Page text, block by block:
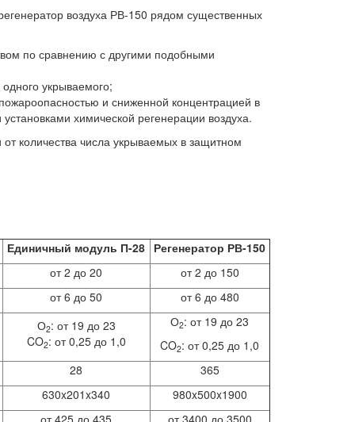
воздуха РВ-150 рядом существенных
по сравнению с другими подобными
укрываемого;
и сниженной концентрацией в
химической регенерации воздуха.
количества числа укрываемых в защитном
Единичный модуль П-28 Регенератор РВ-150
от 2 до 20
от 2 до 150
от 6 до 50 от 6 до 480
О2: от 19 до 23
CO2: от 0,25 до 1,0
О2: от 19 до 23
CO2: от 0,25 до 1,0
28
365
630x201x340
980x500x1900
от 425 до 435
от 3400 до 3500